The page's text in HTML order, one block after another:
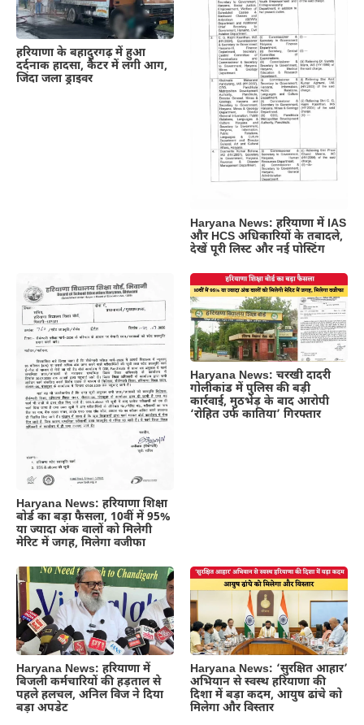
हरियाणा के बहादुरगढ़ में हुआ
दर्दनाक हादसा, कैंटर में लगी आग,
जिंदा जला ड्राइवर
Haryana News: हरियाणा में IAS
और HCS अधिकारियों के तबादले,
देखें पूरी लिस्ट और नई पोस्टिंग
Haryana News: हरियाणा शिक्षा
बोर्ड का बड़ा फैसला, 10वीं में 95%
या ज्यादा अंक वालों को मिलेगी
मेरिट में जगह, मिलेगा वजीफा
Haryana News: चरखी दादरी
गोलीकांड में पुलिस की बड़ी
कार्रवाई, मुठभेड़ के बाद आरोपी
‘रोहित उर्फ कातिया’ गिरफ्तार
Haryana News: हरियाणा में
बिजली कर्मचारियों की हड़ताल से
पहले हलचल, अनिल विज ने दिया
बड़ा अपडेट
Haryana News: ‘सुरक्षित आहार’
अभियान से स्वस्थ हरियाणा की
दिशा में बड़ा कदम, आयुष ढांचे को
मिलेगा और विस्तार